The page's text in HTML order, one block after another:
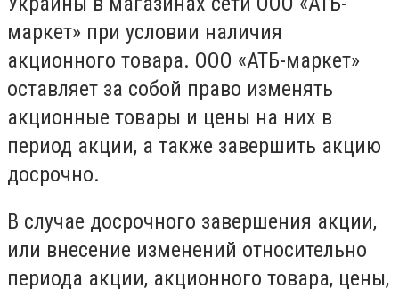
маркет» при условии наличия
акционного товара. ООО «АТБ-маркет»
оставляет за собой право изменять
акционные товары и цены на них в
период акции, а также завершить акцию
досрочно.
В случае досрочного завершения акции,
или внесение изменений относительно
периода акции, акционного товара, цены,